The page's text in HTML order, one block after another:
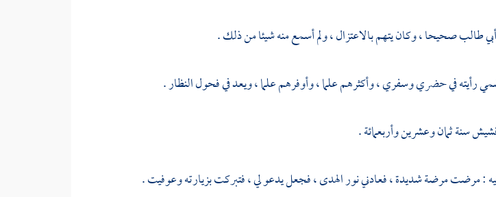
أبي طالبصحيحا ، وكان يتهم بالاعتزال ، ولم أسمع منه شيئا من ذلك .
رأيته في حضري وسفري ، وأكثرهم علما ، وأوفرهم علما ، ويعد في فحول النظار .
سنة ثمان وعشرين وأربعمائة .
: مرضت مرضة شديدة ، فعادنينور الهدى، فجعل يدعو لي ، فتبركت بزيارته وعوفيت .